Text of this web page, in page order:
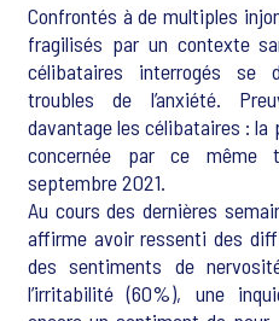
Confrontés à de multiples
fragilisés par un contexte
célibataires interrogés se
troubles de l’anxiété.
davantage les célibataires : la
concernée par ce
septembre 2021.
Au cours des dernières
affirme avoir ressenti des
des sentiments de
l’irritabilité (60%), une